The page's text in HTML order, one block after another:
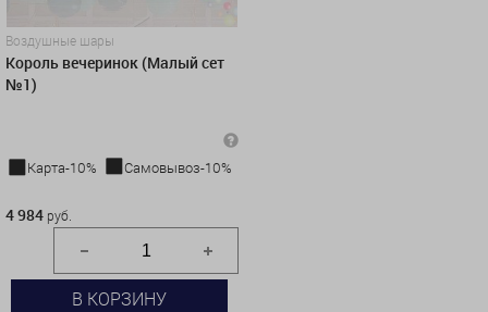
Воздушные шары
Король вечеринок (Малый сет
№1)
Карта-10%
Самовывоз-10%
4 984 руб.
В КОРЗИНУ